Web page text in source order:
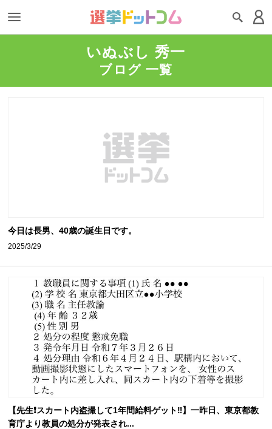
いぬぶし 秀一
ブログ 一覧
今日は長男、40歳の誕生日です。
2025/3/29
【先生❗️スカート内盗撮して1年間給料ゲット‼️】一昨日、東京都教
育庁より教員の処分が発表され...